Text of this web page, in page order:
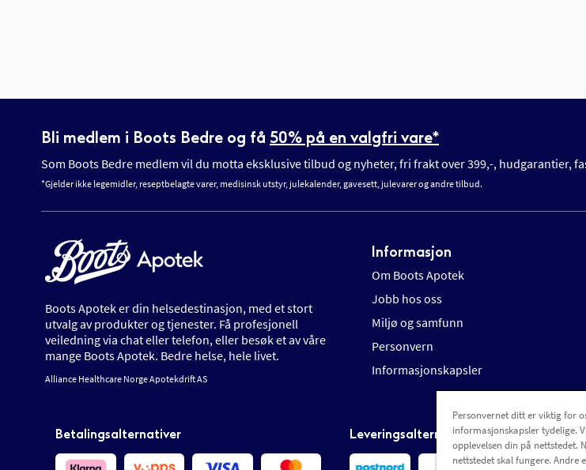
Bli medlem i Boots Bedre og få 50% på en valgfri vare*
Som Boots Bedre medlem vil du motta eksklusive tilbud og nyheter, fri frakt over 399,-, hudgarantier,
*Gjelder ikke legemidler, reseptbelagte varer, medisinsk utstyr, julekalender, gavesett, julevarer og andre tilbud.
Boots Apotek er din helsedestinasjon, med et stort
utvalg av produkter og tjenester. Få profesjonell
veiledning via chat eller telefon, eller besøk et av våre
mange Boots Apotek. Bedre helse, hele livet.
Alliance Healthcare Norge Apotekdrift AS
Informasjon
Om Boots Apotek
Jobb hos oss
Miljø og samfunn
Personvern
Informasjonskapsler
Betalingsalternativer Leveringsalternativer
Personvernet ditt er viktig for
informasjonskapsler tydelige.
opplevelsen din på nettstedet.
nettstedet skal fungere. Andre